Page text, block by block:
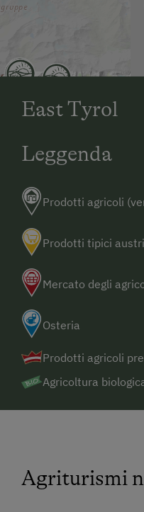
Klagenfurt * Monaco
East Tyrol
Leggenda
Prodotti agricoli
Prodotti tipici
Mercato degli
Osteria
Prodotti agricoli
Agricoltura
Agriturismi